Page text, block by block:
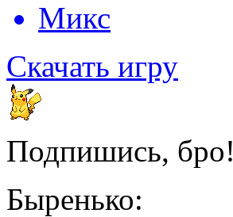
Микс
Скачать игру
Подпишись, бро!
Быренько: